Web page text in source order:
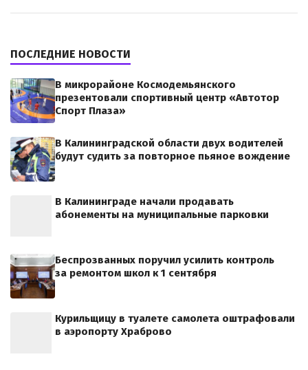
ПОСЛЕДНИЕ НОВОСТИ
В микрорайоне Космодемьянского
презентовали спортивный центр «Автотор
Спорт Плаза»
В Калининградской области двух водителей
будут судить за повторное пьяное вождение
В Калининграде начали продавать
абонементы на муниципальные парковки
Беспрозванных поручил усилить контроль
за ремонтом школ к 1 сентября
Курильщицу в туалете самолета оштрафовали
в аэропорту Храброво